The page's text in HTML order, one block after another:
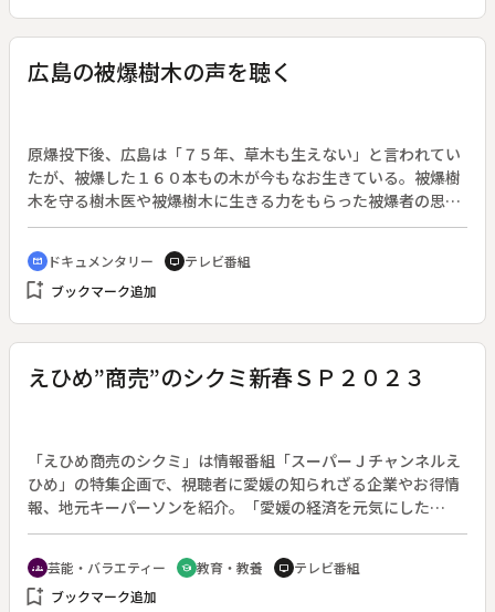
で使えないので、部活動をさせてほしい」と猛に頼みに来た。
彼らは、地元グルメ「吉田のうどん」を作ったり、うどん店を
出したり、ＰＲ誌を作ったりと、本格的な活動をしており、雄
皆も優秀すぎるので、うどん部に誘われても入る気にはなれな
い。アツく燃えるうどん部に比べて、モヤッとした雄大。そん
な雄大を、猛は優しく見守る。
広島の被爆樹木の声を聴く
原爆投下後、広島は「７５年、草木も生えない」と言われてい
たが、被爆した１６０本もの木が今もなお生きている。被爆樹
木を守る樹木医や被爆樹木に生きる力をもらった被爆者の思
い、そして未来につなぐ活動を取材した。第１章「現在～木を
守る樹木医」では、長年被爆樹木の治療に携わる樹木医・堀口
さんの活動を追い、ソメイヨシノの治療や、被爆樹木を巡るツ
アーに密着した。第２章は「過去～木に力をもらう被爆者」と
被爆体験とともに緑の力についても語った。第３章「未来～木
に新たな命をつなぐ人たち」では、被爆樹木を使ったアート
や、枯れた木をパンフルートという楽器に再生させる活動など
物語を広島から届ける。
cinematic_blur ドキュメンタリー tv テレビ番組
bookmark_add ブックマーク追加
えひめ”商売”のシクミ新春ＳＰ２０２３
「えひめ商売のシクミ」は情報番組「スーパーＪチャンネルえ
ひめ」の特集企画で、視聴者に愛媛の知られざる企業やお得情
報、地元キーパーソンを紹介。「愛媛の経済を元気にした
い！」という思いを胸に大沢アナが愛媛の「商売」の世界を徹
底取材するコーナー。その正月特番の第２作。◆今回は出演者
が一堂に会し「愛媛の今と未来」を語る。多くのメディアで活
躍しつつ、自身の経験を生かして政治、経済、教育など様々な
groups 芸能・バラエティー school 教育・教養 tv テレビ番組
bookmark_add ブックマーク追加